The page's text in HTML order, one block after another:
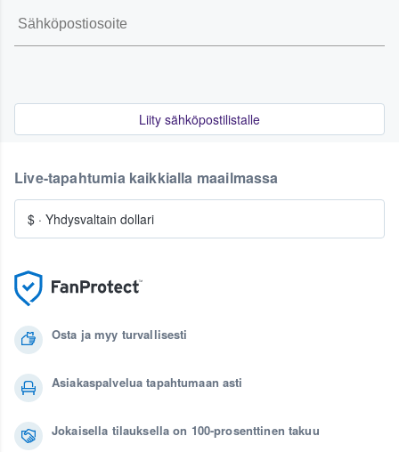
Liity sähköpostilistalle
Osta ja myy turvallisesti
Asiakaspalvelua tapahtumaan asti
Jokaisella tilauksella on 100-prosenttinen takuu
Live-tapahtumia kaikkialla maailmassa
$ · Yhdysvaltain dollari